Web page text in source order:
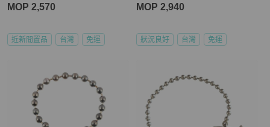
MOP 2,570
近新閒置品 台灣 免運
MOP 2,940
狀況良好 台灣 免運